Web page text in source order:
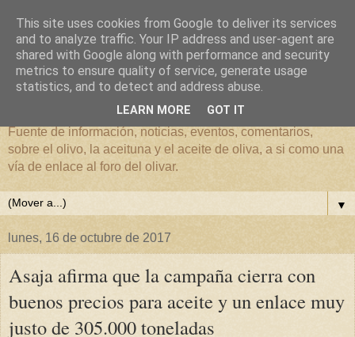
El mundo del Olivar
Fuente de información, noticias, eventos, comentarios,
sobre el olivo, la aceituna y el aceite de oliva, a si como una
vía de enlace al foro del olivar.
▼
lunes, 16 de octubre de 2017
Asaja afirma que la campaña cierra con
buenos precios para aceite y un enlace muy
justo de 305.000 toneladas
This site uses cookies from Google to deliver its services
and to analyze traffic. Your IP address and user-agent are
shared with Google along with performance and security
metrics to ensure quality of service, generate usage
statistics, and to detect and address abuse.
LEARN MORE GOT IT